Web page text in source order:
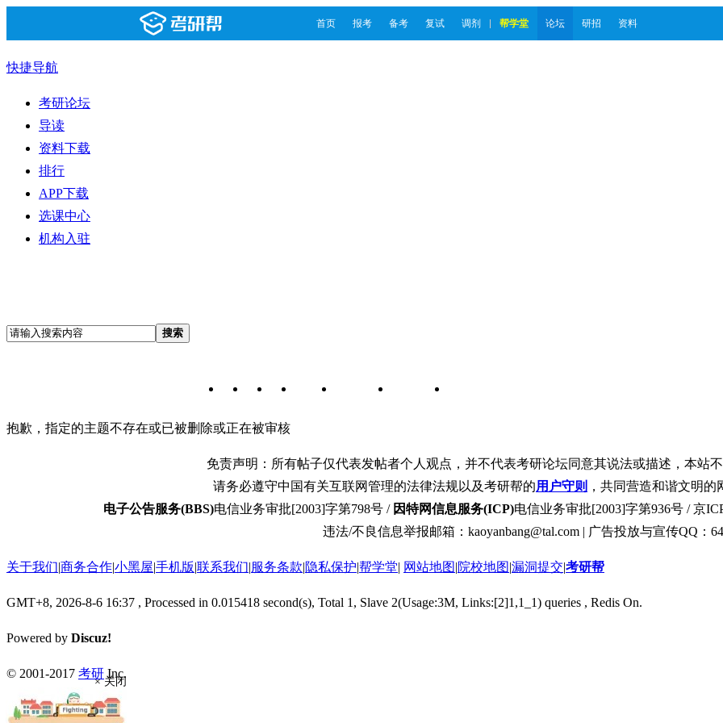
首页 报考 备考 复试 调剂 帮学堂 论坛 研招 资料
快捷导航
考研论坛
导读
资料下载
排行
APP下载
选课中心
机构入驻
搜索
抱歉，指定的主题不存在或已被删除或正在被审核
免责声明：所有帖子仅代表发帖者个人观点，并不代表考研论坛同意其说法或描述，本站
请务必遵守中国有关互联网管理的法律法规以及考研帮的用户守则 ，共同营造和谐文明
电子公告服务(BBS)电信业务审批[2003]字第798号 / 因特网信息服务(ICP)电信业务审批[2003]字第936号 / 京
违法/不良信息举报邮箱：kaoyanbang@tal.com | 广告投放与宣传QQ：
关于我们|商务合作|小黑屋|手机版|联系我们|服务条款|隐私保护|帮学堂| 网站地图|院校地图|漏洞提交|考研帮
GMT+8, 2026-8-6 16:37 , Processed in 0.015418 second(s), Total 1, Slave 2(Usage:3M, Links:[2]1,1_1) queries , Redis On.
Powered by Discuz!
© 2001-2017 考研Inc.
× 关闭